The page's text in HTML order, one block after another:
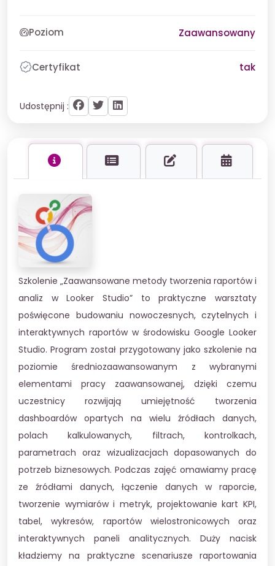
Poziom Zaawansowany
Certyfikat tak
Udostępnij :
Szkolenie „Zaawansowane metody tworzenia raportów i
analiz w Looker Studio” to praktyczne warsztaty
poświęcone budowaniu nowoczesnych, czytelnych i
interaktywnych raportów w środowisku Google Looker
Studio. Program został przygotowany jako szkolenie na
poziomie średniozaawansowanym z wybranymi
elementami pracy zaawansowanej, dzięki czemu
uczestnicy rozwijają umiejętność tworzenia
dashboardów opartych na wielu źródłach danych,
polach kalkulowanych, filtrach, kontrolkach,
parametrach oraz wizualizacjach dopasowanych do
potrzeb biznesowych. Podczas zajęć omawiamy pracę
ze źródłami danych, łączenie danych w raporcie,
tworzenie wymiarów i metryk, projektowanie kart KPI,
tabel, wykresów, raportów wielostronicowych oraz
interaktywnych paneli analitycznych. Duży nacisk
kładziemy na praktyczne scenariusze raportowania